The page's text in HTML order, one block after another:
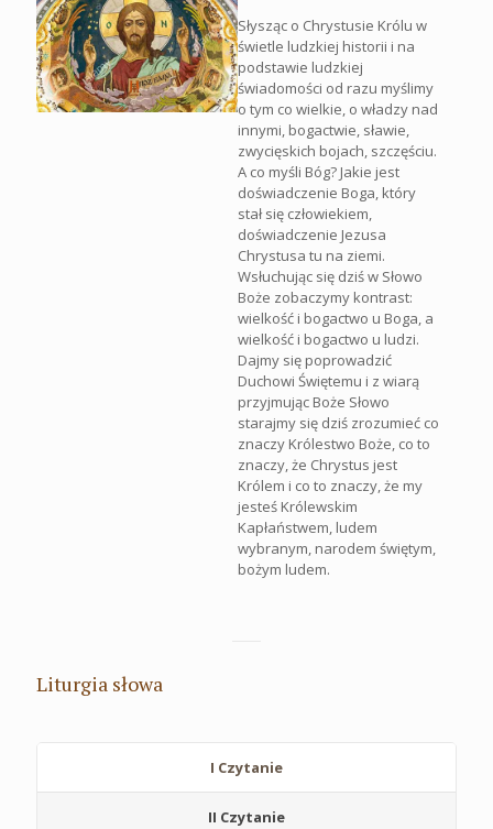
Słysząc o Chrystusie Królu w
świetle ludzkiej historii i na
podstawie ludzkiej
świadomości od razu myślimy
o tym co wielkie, o władzy nad
innymi, bogactwie, sławie,
zwycięskich bojach, szczęściu.
A co myśli Bóg? Jakie jest
doświadczenie Boga, który
stał się człowiekiem,
doświadczenie Jezusa
Chrystusa tu na ziemi.
Wsłuchując się dziś w Słowo
Boże zobaczymy kontrast:
wielkość i bogactwo u Boga, a
wielkość i bogactwo u ludzi.
Dajmy się poprowadzić
Duchowi Świętemu i z wiarą
przyjmując Boże Słowo
starajmy się dziś zrozumieć co
znaczy Królestwo Boże, co to
znaczy, że Chrystus jest
Królem i co to znaczy, że my
jesteś Królewskim
Kapłaństwem, ludem
wybranym, narodem świętym,
bożym ludem.
Liturgia słowa
I Czytanie
II Czytanie